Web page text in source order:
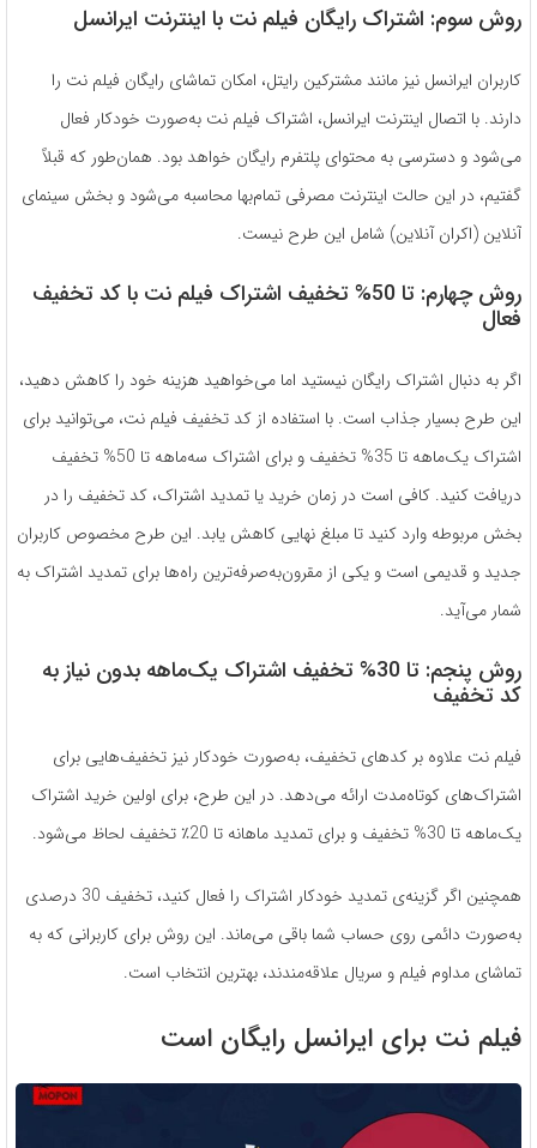
روش سوم: اشتراک رایگان فیلم نت با اینترنت ایرانسل
کاربران ایرانسل نیز مانند مشترکین رایتل، امکان تماشای رایگان فیلم نت را
دارند. با اتصال اینترنت ایرانسل، اشتراک فیلم نت به‌صورت خودکار فعال
می‌شود و دسترسی به محتوای پلتفرم رایگان خواهد بود. همان‌طور که قبلاً
گفتیم، در این حالت اینترنت مصرفی تمام‌بها محاسبه می‌شود و بخش سینمای
آنلاین (اکران آنلاین) شامل این طرح نیست.
روش چهارم: تا 50% تخفیف اشتراک فیلم نت با کد تخفیف
فعال
اگر به دنبال اشتراک رایگان نیستید اما می‌خواهید هزینه خود را کاهش دهید،
این طرح بسیار جذاب است. با استفاده از کد تخفیف فیلم نت، می‌توانید برای
اشتراک یک‌ماهه تا 35% تخفیف و برای اشتراک سه‌ماهه تا 50% تخفیف
دریافت کنید. کافی است در زمان خرید یا تمدید اشتراک، کد تخفیف را در
بخش مربوطه وارد کنید تا مبلغ نهایی کاهش یابد. این طرح مخصوص کاربران
جدید و قدیمی است و یکی از مقرون‌به‌صرفه‌ترین راه‌ها برای تمدید اشتراک به
شمار می‌آید.
روش پنجم: تا 30% تخفیف اشتراک یک‌ماهه بدون نیاز به
کد تخفیف
فیلم نت علاوه بر کدهای تخفیف، به‌صورت خودکار نیز تخفیف‌هایی برای
اشتراک‌های کوتاه‌مدت ارائه می‌دهد. در این طرح، برای اولین خرید اشتراک
یک‌ماهه تا 30% تخفیف و برای تمدید ماهانه تا 20٪ تخفیف لحاظ می‌شود.
همچنین اگر گزینه‌ی تمدید خودکار اشتراک را فعال کنید، تخفیف 30 درصدی
به‌صورت دائمی روی حساب شما باقی می‌ماند. این روش برای کاربرانی که به
تماشای مداوم فیلم و سریال علاقه‌مندند، بهترین انتخاب است.
فیلم نت برای ایرانسل رایگان است